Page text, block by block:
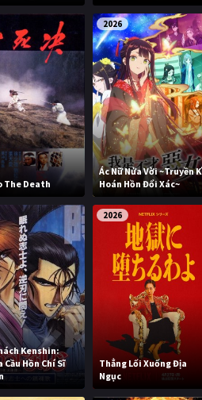
The Death
2026
Ác Nữ Nửa Vời ~Truyền
Hoán Hồn Đổi Xác~
Kenshin:
Cầu Hồn Chí Sĩ
2026
Thẳng Lối Xuống Địa
Ngục